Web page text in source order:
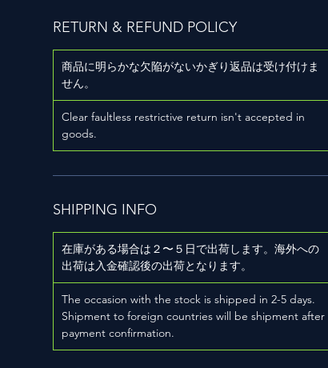
RETURN & REFUND POLICY
商品に明らかな欠陥がないかぎり返品は受け付けま
せん。
Clear faultless restrictive return isn't accepted in
goods.
SHIPPING INFO
在庫がある場合は２〜５日で出荷します。海外への
出荷は入金確認後の出荷となります。
The occasion with the stock is shipped in 2-5 days.
Shipment to foreign countries will be shipment after
payment confirmation.